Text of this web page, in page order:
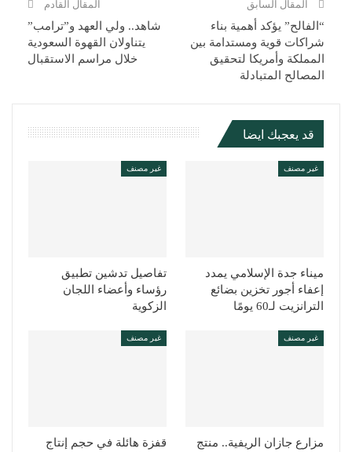
المقال السابق
“الفالح” يؤكد أهمية بناء
شراكات قوية ومستدامة بين
المملكة وأمريكا لتحقيق
المصالح المتبادلة
المقال القادم
شاهد.. ولي العهد و”ترامب”
يتناولان القهوة السعودية
خلال مراسم الاستقبال
قد يعجبك ايضا
غير مصنف
ميناء جدة الإسلامي يمدد
إعفاء أجور تخزين بضائع
الترانزيت لـ60 يومًا
غير مصنف
تفاصيل تدشين تطبيق
رؤساء وأعضاء اللجان
الزكوية
غير مصنف
مزارع جازان الريفية.. منتج
غير مصنف
قفزة هائلة في حجم إنتاج